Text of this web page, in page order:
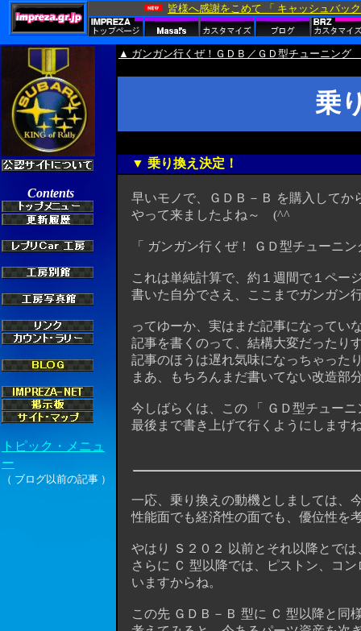
▲ ガンガン行くぜ！ＧＤＢ／ＧＤ型チューニン
乗
▼ 乗り換え決定！
早いモノで、ＧＤＢ－Ｂ を購入してか
やって来ましたよね～ (^^ゞ
「 ガンガン行くぜ！ ＧＤ型チューニ
これは単純計算で、約１週間で１ペー
書いた自分でさえ、ここまでガンガン
ってゆーか、実はまだ記事になってい
記事を書くのって、結構大変だったり
記事のほうは遅れ気味になっちゃった
まあ、もちろんまだ書いてない改造部
今しばらくは、この 「 ＧＤ型チューニ
最後まで書き上げて行くようにします
一応、乗り換えの動機としましては、
性能面でも経済性の面でも、優位性
やはり Ｓ２０２ 以前とそれ以降とで
さらに Ｃ 型以降では、ピストン、コ
いますからね。
この先 ＧＤＢ－Ｂ 型に Ｃ 型以降と同